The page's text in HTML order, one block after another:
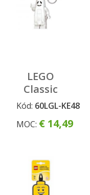
LEGO
Classic
Duch
figúrka
Kód: 60LGL-KE48
MOC: € 14,49